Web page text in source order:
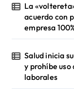
La
acuerdo con
empresa
Salud inicia
y prohíbe
laborales